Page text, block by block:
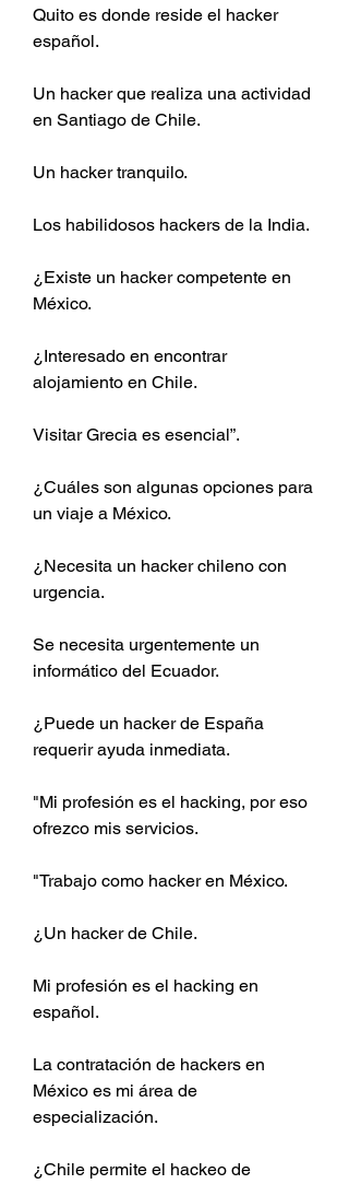
Quito es donde reside el hacker
español.
Un hacker que realiza una actividad
en Santiago de Chile.
Un hacker tranquilo.
Los habilidosos hackers de la India.
¿Existe un hacker competente en
México.
¿Interesado en encontrar
alojamiento en Chile.
Visitar Grecia es esencial”.
¿Cuáles son algunas opciones para
un viaje a México.
¿Necesita un hacker chileno con
urgencia.
Se necesita urgentemente un
informático del Ecuador.
¿Puede un hacker de España
requerir ayuda inmediata.
"Mi profesión es el hacking, por eso
ofrezco mis servicios.
"Trabajo como hacker en México.
¿Un hacker de Chile.
Mi profesión es el hacking en
español.
La contratación de hackers en
México es mi área de
especialización.
¿Chile permite el hackeo de